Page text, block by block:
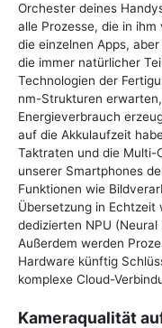
Orchester deines
alle Prozesse, die in
die einzelnen Apps,
die immer natürlicher
Technologien der
nm-Strukturen
Energieverbrauch
auf die Akkulaufzeit
Taktraten und die Multi-
unserer Smartphones
Funktionen wie
Übersetzung in Echtzeit
dedizierten NPU
Außerdem werden
Hardware künftig
komplexe Cloud-
Kameraqualität